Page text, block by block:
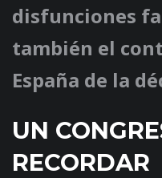
disfunciones
también el
España de la
UN
RECORDAR